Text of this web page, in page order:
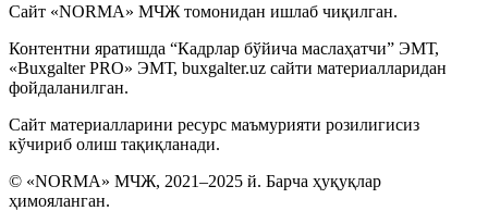
Иш вақти
Сайт «NORMA» МЧЖ томонидан ишлаб чиқилган.
Контентни яратишда “Кадрлар бўйича маслаҳатчи” ЭМТ,
«Buxgalter PRO» ЭМТ, buxgalter.uz сайти материалларидан
фойдаланилган.
Сайт материалларини ресурс маъмурияти розилигисиз
кўчириб олиш тақиқланади.
© «NORMA» МЧЖ, 2021–2025 й. Барча ҳуқуқлар
ҳимояланган.